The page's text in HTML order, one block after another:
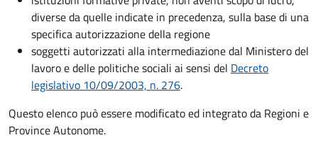
diverse da quelle indicate in precedenza, sulla base di una
specifica autorizzazione della regione
soggetti autorizzati alla intermediazione dal Ministero del
lavoro e delle politiche sociali ai sensi del Decreto
legislativo 10/09/2003, n. 276.
Questo elenco può essere modificato ed integrato da Regioni e
Province Autonome.